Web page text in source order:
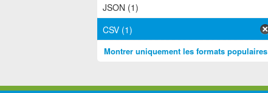
JSON (1)
CSV (1)
Montrer uniquement les formats populaires